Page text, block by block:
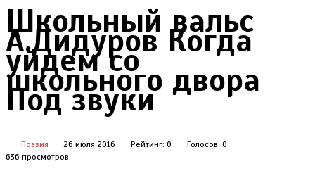
Школьный вальс
А.Дидуров Когда
уйдем со
школьного двора
Под звуки
Поэзия 26 июля 2016 Рейтинг: 0 Голосов: 0
636 просмотров